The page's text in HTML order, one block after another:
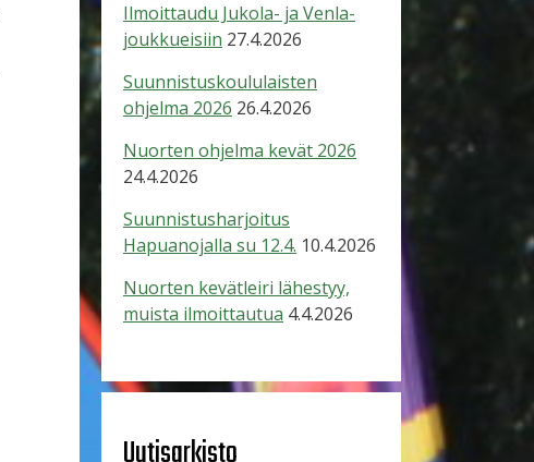
Ilmoittaudu Jukola- ja Venla-
joukkueisiin 27.4.2026
Suunnistuskoululaisten
ohjelma 2026 26.4.2026
Nuorten ohjelma kevät 2026
24.4.2026
Suunnistusharjoitus
Hapuanojalla su 12.4. 10.4.2026
Nuorten kevätleiri lähestyy,
muista ilmoittautua 4.4.2026